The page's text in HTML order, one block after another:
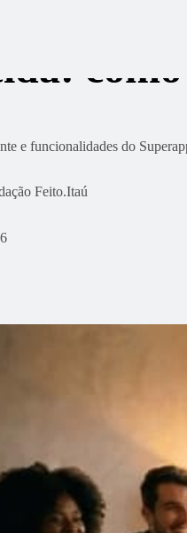
e funcionalidades do
Feito.Itaú